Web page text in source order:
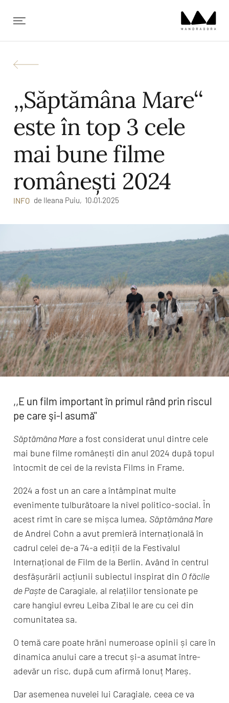
,,Săptămâna Mare‘‘
este în top 3 cele
mai bune filme
românești 2024
INFO de Ileana Puiu, 10.01.2025
,,E un film important în primul rând prin riscul
pe care şi-l asumă''
Săptămâna Marea fost considerat unul dintre cele
mai bune filme românești din anul 2024 după topul
întocmit de cei de la revista Films in Frame.
2024 a fost un an care a întâmpinat multe
evenimente tulburătoare la nivel politico-social. În
acest rimt în care se mișca lumea, Săptămâna Mare
de Andrei Cohn a avut premieră internațională în
cadrul celei de-a 74-a ediții de la Festivalul
Internațional de Film de la Berlin. Având în centrul
desfășurării acțiunii subiectul inspirat din O făclie
de Paștede Caragiale, al relațiilor tensionate pe
care hangiul evreu Leiba Zibal le are cu cei din
comunitatea sa.
O temă care poate hrăni numeroase opinii și care în
dinamica anului care a trecut și-a asumat între-
adevăr un risc, după cum afirmă Ionuț Mareș.
Dar asemenea nuvelei lui Caragiale, ceea ce va